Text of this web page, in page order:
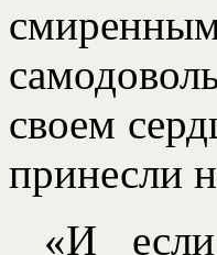
своем
принесли
«И